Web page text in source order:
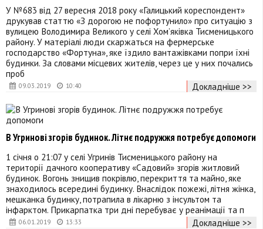
09.03.2019 10:40
У №683 від 27 вересня 2018 року «Галицький кореспондент»
друкував статтю «З дорогою не пофортунило» про ситуацію з
вулицею Володимира Великого у селі Хом’яківка Тисменицького
району. У матеріалі люди скаржаться на фермерське
господарство «Фортуна», яке їздило вантажівками попри їхні
будинки. За словами місцевих жителів, через це у них почались
проб
Докладніше >>
06.01.2019 13:33
В Угринові згорів будинок. Літнє подружжя потребує допомоги
1 січня о 21:07 у селі Угринів Тисменицького району на
території дачного кооперативу «Садовий» згорів житловий
будинок. Вогонь знищив покрівлю, перекриття та майно, яке
знаходилось всередині будинку. Внаслідок пожежі, літня жінка,
мешканка будинку, потрапила в лікарню з інсультом та
інфарктом. Прикарпатка три дні перебуває у реанімації та п
Докладніше >>